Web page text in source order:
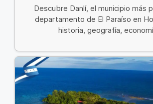
Descubre Danlí, el municipio más
departamento de El Paraíso en
historia, geografía,